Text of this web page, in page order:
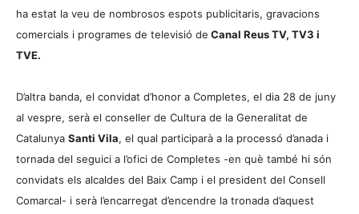
ha estat la veu de nombrosos espots publicitaris, gravacions
comercials i programes de televisió de Canal Reus TV, TV3 i
TVE.
D’altra banda, el convidat d’honor a Completes, el dia 28 de juny
al vespre, serà el conseller de Cultura de la Generalitat de
Catalunya Santi Vila, el qual participarà a la processó d’anada i
tornada del seguici a l’ofici de Completes -en què també hi són
convidats els alcaldes del Baix Camp i el president del Consell
Comarcal- i serà l’encarregat d’encendre la tronada d’aquest